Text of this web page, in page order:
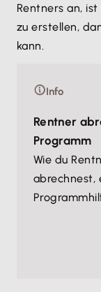
Rentners an,
zu erstellen,
kann.
Info
Rentner
Programm
Wie du
abrechnest,